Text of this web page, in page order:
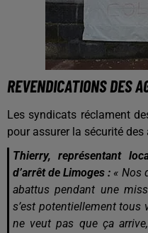
REVENDICATIONS DES
Les syndicats réclament
pour assurer la sécurité des
Thierry, représentant
d’arrêt de Limoges : « Nos
abattus pendant une
s’est potentiellement tous
ne veut pas que ça